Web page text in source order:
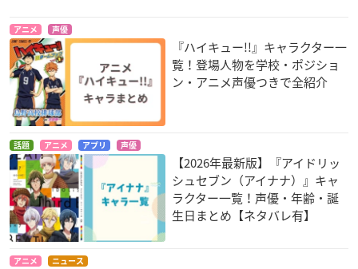
アニメ 声優
『ハイキュー!!』キャラクター一
覧！登場人物を学校・ポジショ
ン・アニメ声優つきで全紹介
話題 アニメ アプリ 声優
【2026年最新版】『アイドリッ
シュセブン（アイナナ）』キャ
ラクター一覧！声優・年齢・誕
生日まとめ【ネタバレ有】
アニメ ニュース